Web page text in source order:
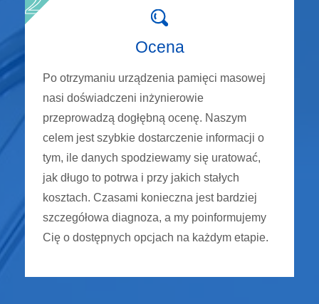
Ocena
Po otrzymaniu urządzenia pamięci masowej
nasi doświadczeni inżynierowie
przeprowadzą dogłębną ocenę. Naszym
celem jest szybkie dostarczenie informacji o
tym, ile danych spodziewamy się uratować,
jak długo to potrwa i przy jakich stałych
kosztach. Czasami konieczna jest bardziej
szczegółowa diagnoza, a my poinformujemy
Cię o dostępnych opcjach na każdym etapie.